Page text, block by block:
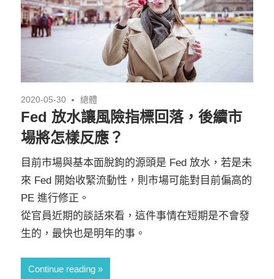
2020-05-30 總體
Fed 放水讓風險指標回落，後續市
場將怎樣反應？
目前市場與基本面脫鉤的源頭是 Fed 放水，若是未
來 Fed 開始收緊流動性，則市場可能對目前偏高的
PE 進行修正。
從官員近期的談話來看，這件事情在短期是不會發
生的，最快也是明年的事。
Continue reading